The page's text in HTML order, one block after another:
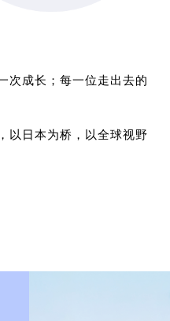
次成长；每一位走出去的
以日本为桥，以全球视野